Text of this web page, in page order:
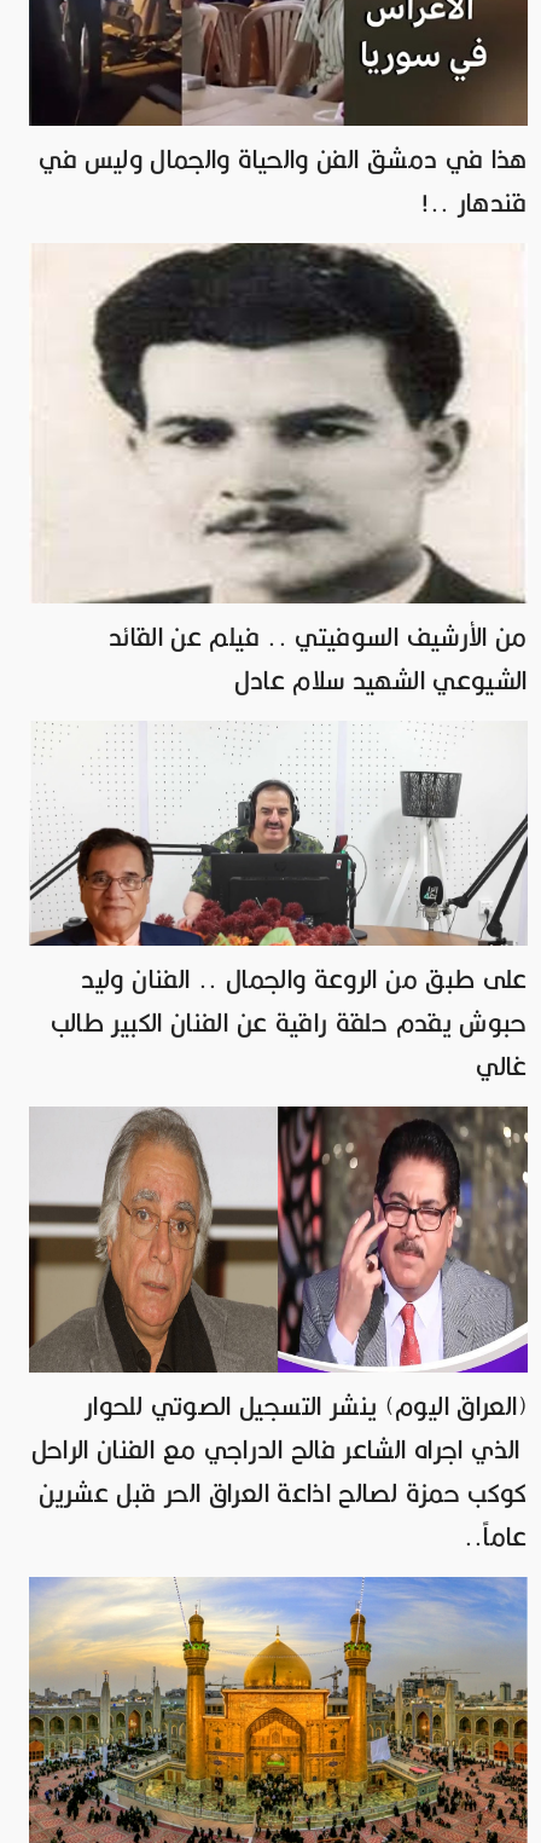
هذا في دمشق الفن والحياة والجمال وليس في
قندهار ..!
من الأرشيف السوفيتي .. فيلم عن القائد
الشيوعي الشهيد سلام عادل
على طبق من الروعة والجمال .. الفنان وليد
حبوش يقدم حلقة راقية عن الفنان الكبير طالب
غالي
(العراق اليوم) ينشر التسجيل الصوتي للحوار
الذي اجراه الشاعر فالح الدراجي مع الفنان الراحل
كوكب حمزة لصالح اذاعة العراق الحر قبل عشرين
عاماً..